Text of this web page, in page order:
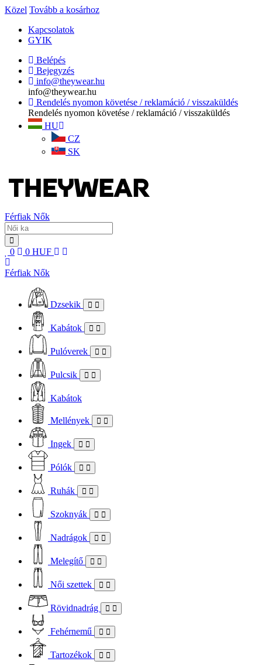
Közel Tovább a kosárhoz
Kapcsolatok
GYIK
Belépés
Bejegyzés
info@theywear.hu
info@theywear.hu
Rendelés nyomon követése / reklamáció / visszaküldés
Rendelés nyomon követése / reklamáció / visszaküldés
HU
CZ
SK
Férfiak Nők
0 0 HUF
Férfiak Nők
Dzsekik
Kabátok
Pulóverek
Pulcsik
Kabátok
Mellények
Ingek
Pólók
Ruhák
Szoknyák
Nadrágok
Melegítő
Női szettek
Rövidnadrág
Fehérnemű
Tartozékok